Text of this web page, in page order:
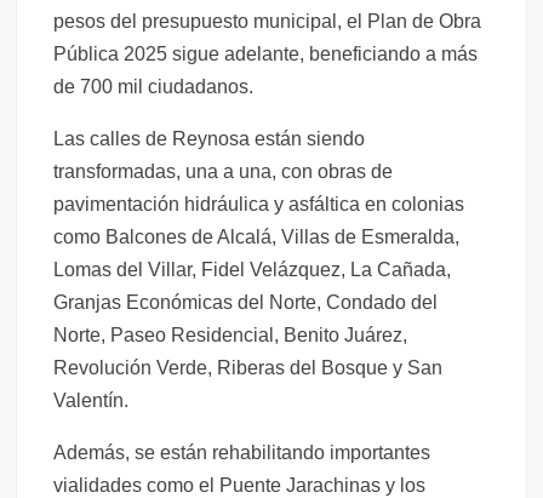
pesos del presupuesto municipal, el Plan de Obra
Pública 2025 sigue adelante, beneficiando a más
de 700 mil ciudadanos.
Las calles de Reynosa están siendo
transformadas, una a una, con obras de
pavimentación hidráulica y asfáltica en colonias
como Balcones de Alcalá, Villas de Esmeralda,
Lomas del Villar, Fidel Velázquez, La Cañada,
Granjas Económicas del Norte, Condado del
Norte, Paseo Residencial, Benito Juárez,
Revolución Verde, Riberas del Bosque y San
Valentín.
Además, se están rehabilitando importantes
vialidades como el Puente Jarachinas y los